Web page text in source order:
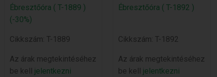
Ébresztőóra ( T-1889 )
(-30%)
Cikkszám: T-1889
Az árak megtekintéséhez
be kell jelentkezni
Ébresztőóra ( T-1892 )
Cikkszám: T-1892
Az árak megtekintéséhez
be kell jelentkezni